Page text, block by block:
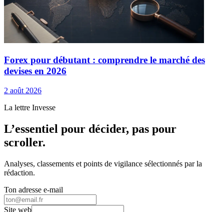
Forex pour débutant : comprendre le marché des
devises en 2026
2 août 2026
La lettre Invesse
L’essentiel pour décider, pas pour
scroller.
Analyses, classements et points de vigilance sélectionnés par la
rédaction.
Ton adresse e-mail
Site web